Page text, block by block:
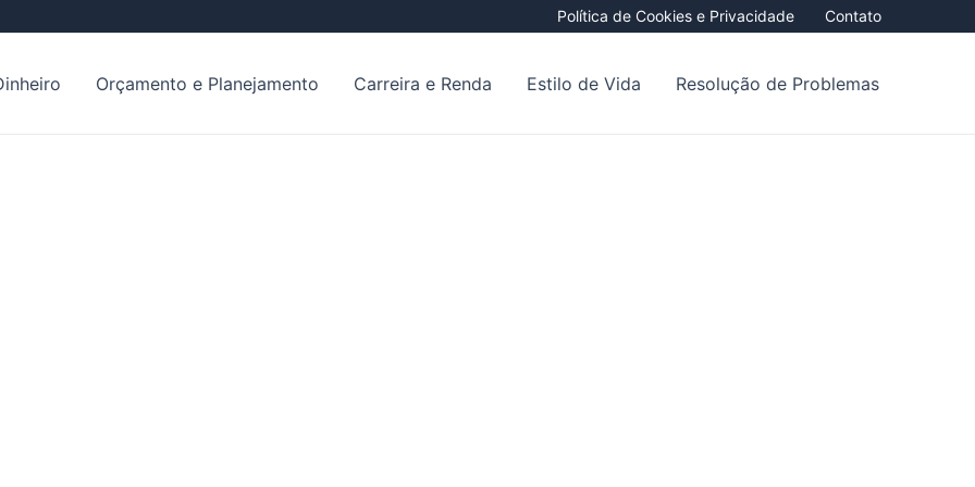
Política de Cookies e Privacidade Contato
Orçamento e Planejamento Carreira e Renda Estilo de Vida Resolução de Problemas